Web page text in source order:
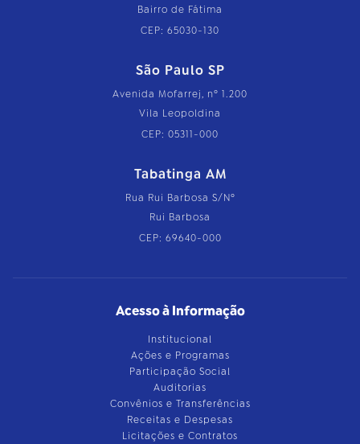
Bairro de Fátima
CEP: 65030-130
São Paulo SP
Avenida Mofarrej, nº 1.200
Vila Leopoldina
CEP: 05311-000
Tabatinga AM
Rua Rui Barbosa S/Nº
Rui Barbosa
CEP: 69640-000
Acesso à Informação
Institucional
Ações e Programas
Participação Social
Auditorias
Convênios e Transferências
Receitas e Despesas
Licitações e Contratos